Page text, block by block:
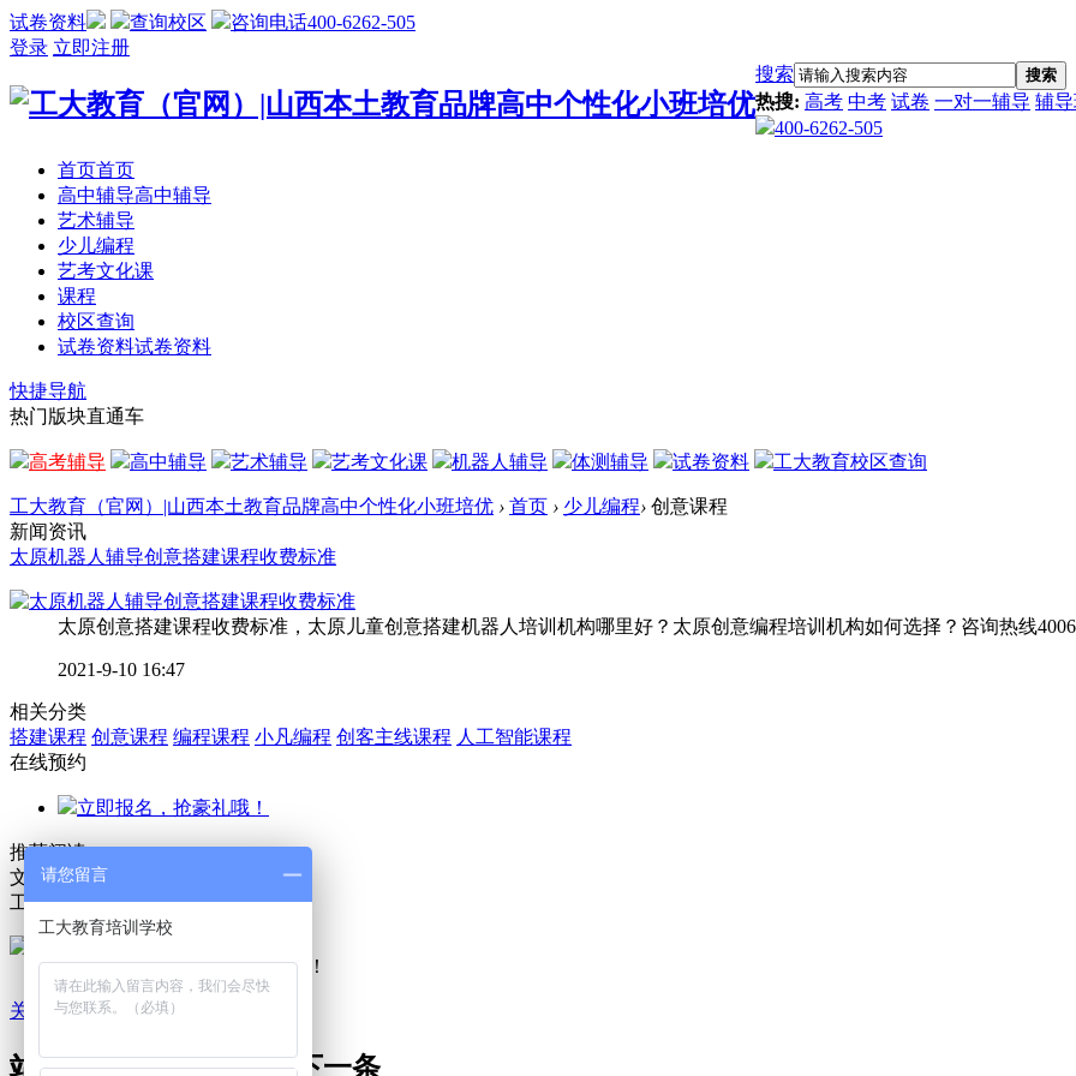
试卷资料 查询校区
咨询电话400-6262-505
登录 立即注册
搜索
搜索
热搜: 高考 中考 试卷 一对一辅导 辅
400-6262-505
首页首页
高中辅导高中辅导
艺术辅导
少儿编程
艺考文化课
课程
校区查询
试卷资料试卷资料
快捷导航
热门版块直通车
高考辅导 高中辅导 艺术辅导 艺考文化课 机器人辅导 体测辅导 试卷资料 工大教育校区查询
工大教育（官网）|山西本土教育品牌高中个性化小班培优 › 首页 › 少儿编程› 创意课程
新闻资讯
太原机器人辅导创意搭建课程收费标准
太原创意搭建课程收费标准，太原儿童创意搭建机器人培训机构哪里好？太原创意编程培训机构如何选择？咨询热线
2021-9-10 16:47
相关分类
搭建课程 创意课程 编程课程 小凡编程 创客主线课程 人工智能课程
在线预约
立即报名，抢豪礼哦！
推荐阅读
文章排行
工大教育课程在线预约
扫描二维码，即可预约课程哦！
关闭
站长推荐 /3
请您留言
工大教育培训学校